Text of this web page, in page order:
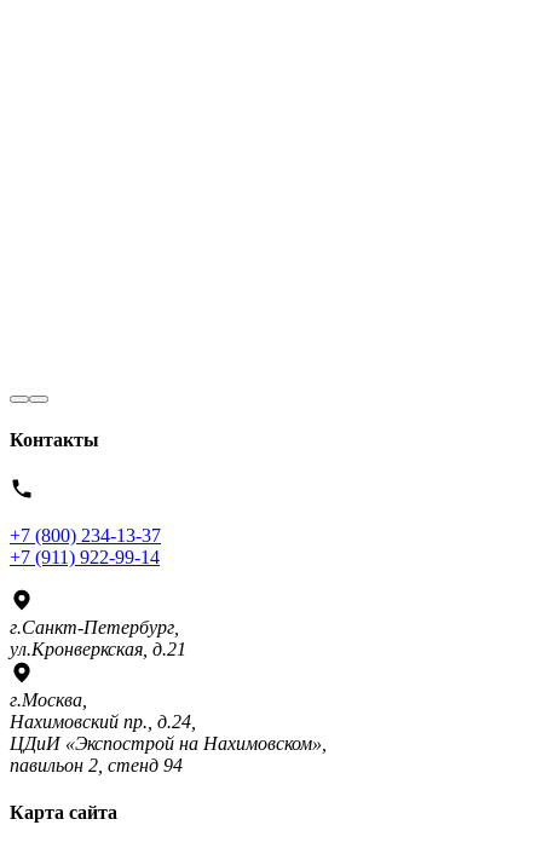
Контакты
+7 (800) 234-13-37
+7 (911) 922-99-14
г.Санкт-Петербург,
ул.Кронверкская, д.21
г.Москва,
Нахимовский пр., д.24,
ЦДиИ «Экспострой на Нахимовском»,
павильон 2, стенд 94
Карта сайта